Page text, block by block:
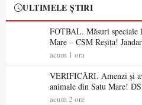
ULTIMELE ȘTIRI
FOTBAL. Măsuri speciale
Mare – CSM Reșița!
pentru suporteri
acum 1 ora
VERIFICĂRI. Amenzi și
animale din Satu Mare!
gospodăriile și face apel la
acum 2 ore